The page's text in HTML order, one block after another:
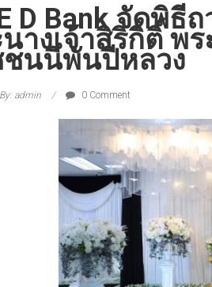
D Bank จัดพิธี
างเจ้าสิริกิติ์ พ
ชนนีพันปีหลวง
admin 0 Comment